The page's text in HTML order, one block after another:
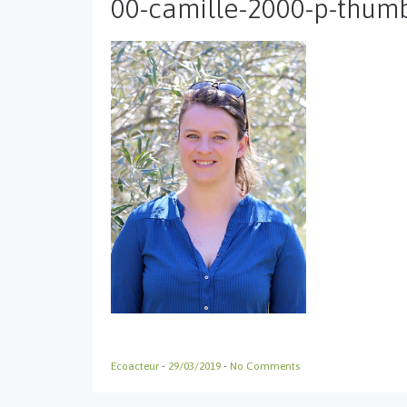
00-camille-2000-p-
Ecoacteur - 29/03/2019 - No Comments